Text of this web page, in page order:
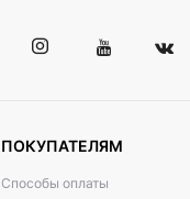
ПОКУПАТЕЛЯМ
Способы оплаты